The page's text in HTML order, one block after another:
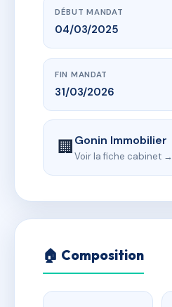
DÉBUT MANDAT
04/03/2025
FIN MANDAT
31/03/2026
🏢Gonin Immobilier
Voir la fiche cabinet →
🏠 Composition